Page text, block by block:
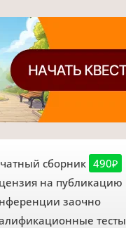
сборник 490₽
на публикацию
заочно
тесты